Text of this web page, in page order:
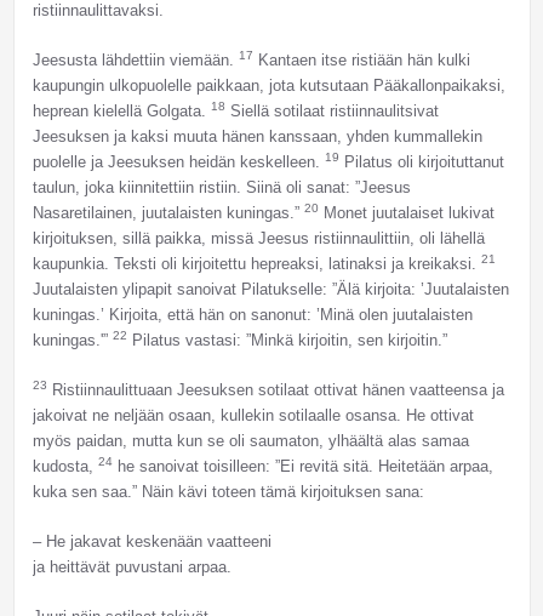
ristiinnaulittavaksi.
Jeesusta lähdettiin viemään. 17
Kantaen itse ristiään hän kulki
kaupungin ulkopuolelle paikkaan, jota kutsutaan Pääkallonpaikaksi,
heprean kielellä Golgata. 18 Siellä sotilaat ristiinnaulitsivat
Jeesuksen ja kaksi muuta hänen kanssaan, yhden kummallekin
puolelle ja Jeesuksen heidän keskelleen. 19
Pilatus oli kirjoituttanut
taulun, joka kiinnitettiin ristiin. Siinä oli sanat: ”Jeesus
Nasaretilainen, juutalaisten kuningas.” 20
Monet juutalaiset lukivat
kirjoituksen, sillä paikka, missä Jeesus ristiinnaulittiin, oli lähellä
kaupunkia. Teksti oli kirjoitettu hepreaksi, latinaksi ja kreikaksi. 21
Juutalaisten ylipapit sanoivat Pilatukselle: ”Älä kirjoita: ’Juutalaisten
kuningas.’ Kirjoita, että hän on sanonut: ’Minä olen juutalaisten
kuningas.'” 22 Pilatus vastasi: ”Minkä kirjoitin, sen kirjoitin.”
23
Ristiinnaulittuaan Jeesuksen sotilaat ottivat hänen vaatteensa ja
jakoivat ne neljään osaan, kullekin sotilaalle osansa. He ottivat
myös paidan, mutta kun se oli saumaton, ylhäältä alas samaa
kudosta, 24he sanoivat toisilleen: ”Ei revitä sitä. Heitetään arpaa,
kuka sen saa.” Näin kävi toteen tämä kirjoituksen sana:
– He jakavat keskenään vaatteeni
ja heittävät puvustani arpaa.